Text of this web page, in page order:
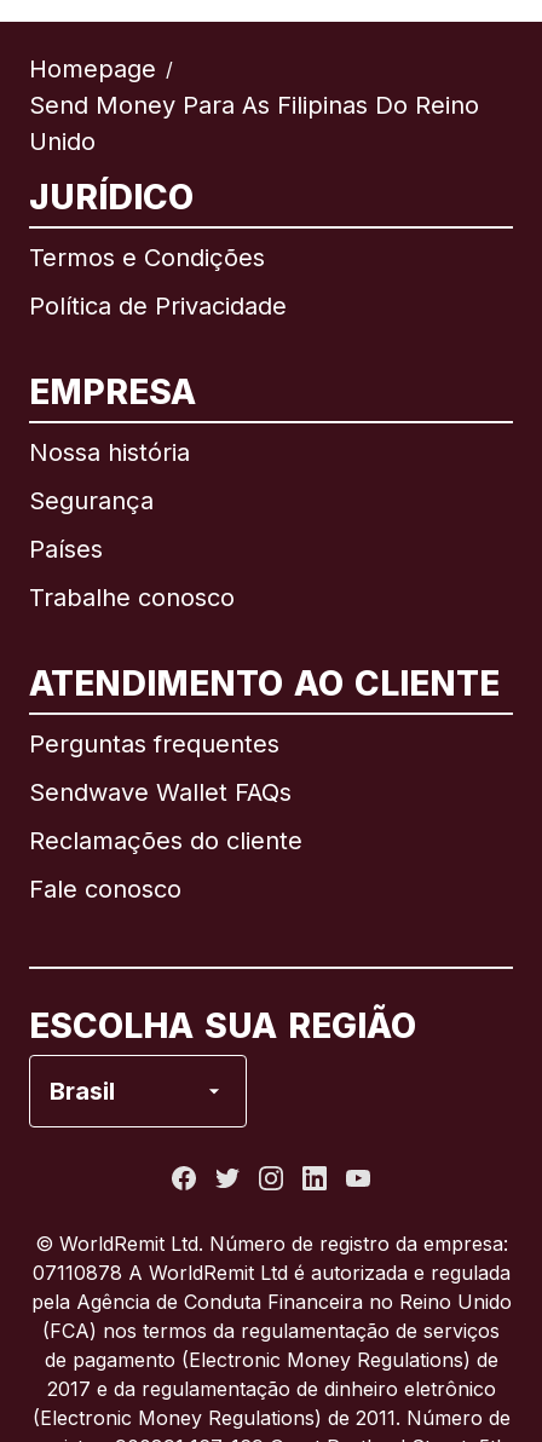
Homepage /
Send Money Para As Filipinas Do Reino
Unido
JURÍDICO
Termos e Condições
Política de Privacidade
EMPRESA
Nossa história
Segurança
Países
Trabalhe conosco
ATENDIMENTO AO CLIENTE
Perguntas frequentes
Sendwave Wallet FAQs
Reclamações do cliente
Fale conosco
ESCOLHA SUA REGIÃO
Brasil
Internacional English
Brasil
Itália
Portugal
© WorldRemit Ltd. Número de registro da empresa:
07110878 A WorldRemit Ltd é autorizada e regulada
pela Agência de Conduta Financeira no Reino Unido
(FCA) nos termos da regulamentação de serviços
de pagamento (Electronic Money Regulations) de
2017 e da regulamentação de dinheiro eletrônico
(Electronic Money Regulations) de 2011. Número de